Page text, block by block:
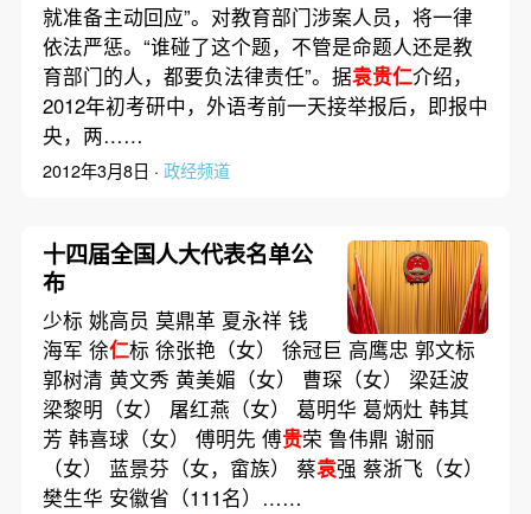
就准备主动回应”。对教育部门涉案人员，将一律
依法严惩。“谁碰了这个题，不管是命题人还是教
育部门的人，都要负法律责任”。据袁贵仁介绍，
2012年初考研中，外语考前一天接举报后，即报中
央，两……
2012年3月8日 · 政经频道
十四届全国人大代表名单公
布
少标 姚高员 莫鼎革 夏永祥 钱
海军 徐仁标 徐张艳（女） 徐冠巨 高鹰忠 郭文标
郭树清 黄文秀 黄美媚（女） 曹琛（女） 梁廷波
梁黎明（女） 屠红燕（女） 葛明华 葛炳灶 韩其
芳 韩喜球（女） 傅明先 傅贵荣 鲁伟鼎 谢丽
（女） 蓝景芬（女，畲族） 蔡袁强 蔡浙飞（女）
樊生华 安徽省（111名）……